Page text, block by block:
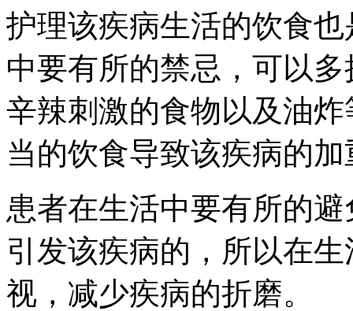
护理该疾病生活的饮食
中要有所的禁忌，可以
辛辣刺激的食物以及油
当的饮食导致该疾病的
患者在生活中要有所的
引发该疾病的，所以在
视，减少疾病的折磨。